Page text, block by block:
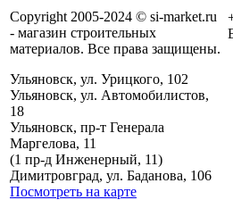
Copyright 2005-2024 © si-market.ru
- магазин строительных
материалов. Все права защищены.
Ульяновск, ул. Урицкого, 102
Ульяновск, ул. Автомобилистов,
18
Ульяновск, пр-т Генерала
Маргелова, 11
(1 пр-д Инженерный, 11)
Димитровград, ул. Баданова, 106
Посмотреть на карте